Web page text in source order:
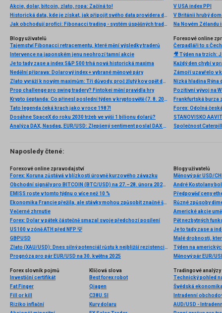
Akcie, dolar, bitcoin, zlato, ropa: Začíná to!
Historická data, kde je získat, jak připojit svého data providera do MultiCharts a proč je budeme potřebovat? (4. díl)
Jak obchodují profíci: Fibonacci trading - systém úspěšných traderů
V USA index PPI
V Británii hrubý
Na Novém Zélandu
Blogy uživatelů
Tajemství Fibonacci retracementu, které mění výsledky traderů
Intervence na japonském jenu neohrozí tamní akcie
Je to tady zase a index S&P 500 trhá nová historická maxima
Nedělní příprava: Dolarový index + vybrané měnové páry
Zlato vyráží k novým maximům: Tři důvody, proč žlutý kov opět dominuje
Prop challenge pro swing tradery? Fintokei mění pravidla hry
Krypto šeptanda: Co přinesl poslední týden v kryptosvětě (7. 8. 2026)
Tato legenda čeká krach jako v roce 1987!
Dosáhne SpaceX do roku 2030 tržeb ve výši 1 bilionu dolarů?
Analýza DAX, Nasdaq, EUR/USD: Zlepšený sentiment poslal DAX na nová maxima
Forexové online
Nízká hladina
Pozitivní vývoj na
Frankfurtská burza
Naposledy čtené:
Forexové online zpravodajství
Forex: Koruna zůstává v blízkosti úrovně kurzového závazku
Obchodní signály pro BITCOIN (BTC/USD) na 27.–28. února 2026: prodej pod 68 750 USD (21 SMA – 3/8 Murray)
EMISS roste v tomto týdnu o více než 10 %
Ekonomika Francie přežila, ale stávky mohou způsobit značné škody.
Večerné zhrnutie
Forex: Dolar v pátek částečně smazal svoje předchozí posílení
US100 v zóně ATH před NFP 💡
GBPUSD
Zlato (XAU/USD): Dnes silný potenciál růstu k nejbližší rezistenci, úterý 30. září 2025
Prognóza pro pár EUR/USD na 30. května 2025
Blogy uživatelů
Měnový pár USD/
André Kostolany
Americké akcie
Je to tady zase a
Malé drobnosti,
Týden na
Měnový pár EUR/
Forex slovník pojmů
Investiční certifikát
Fat Finger
Fill or kill
Riziko inflační
Klíčová slova
Best forex robot
Qiagen
C38U.SI
Kury dolaru
Tradingové analýzy
Technický pohled
Švédská
Intradenní
AUD/USD -